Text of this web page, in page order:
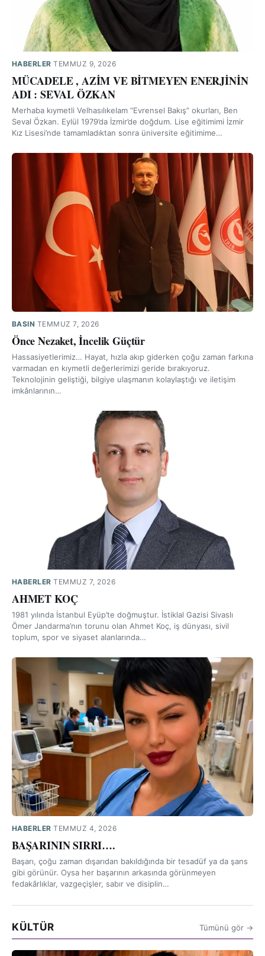
HABERLER·TEMMUZ 9, 2026
MÜCADELE , AZİM VE BİTMEYEN ENERJİNİN
ADI : SEVAL ÖZKAN
Merhaba kıymetli Velhasılıkelam “Evrensel Bakış” okurları, Ben
Seval Özkan. Eylül 1979’da İzmir’de doğdum. Lise eğitimimi İzmir
Kız Lisesi’nde tamamladıktan sonra üniversite eğitimime…
BASIN·TEMMUZ 7, 2026
Önce Nezaket, İncelik Güçtür
Hassasiyetlerimiz… Hayat, hızla akıp giderken çoğu zaman farkına
varmadan en kıymetli değerlerimizi geride bırakıyoruz.
Teknolojinin geliştiği, bilgiye ulaşmanın kolaylaştığı ve iletişim
imkânlarının…
HABERLER·TEMMUZ 7, 2026
AHMET KOÇ
1981 yılında İstanbul Eyüp’te doğmuştur. İstiklal Gazisi Sivaslı
Ömer Jandarma’nın torunu olan Ahmet Koç, iş dünyası, sivil
toplum, spor ve siyaset alanlarında…
HABERLER·TEMMUZ 4, 2026
BAŞARININ SIRRI….
Başarı, çoğu zaman dışarıdan bakıldığında bir tesadüf ya da şans
gibi görünür. Oysa her başarının arkasında görünmeyen
fedakârlıklar, vazgeçişler, sabır ve disiplin…
KÜLTÜR Tümünü gör →